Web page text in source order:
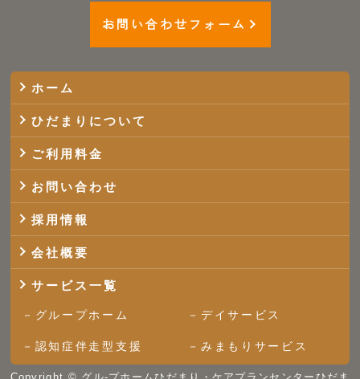
お問い合わせフォーム
ホーム
ひだまりについて
ご利用料金
お問い合わせ
採用情報
会社概要
サービス一覧
グループホーム デイサービス
認知症伴走型支援 みまもりサービス